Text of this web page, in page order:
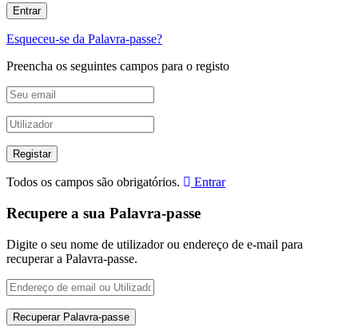
Esqueceu-se da Palavra-passe?
Preencha os seguintes campos para o registo
Todos os campos são obrigatórios. Entrar
Recupere a sua Palavra-passe
Digite o seu nome de utilizador ou endereço de e-mail para
recuperar a Palavra-passe.